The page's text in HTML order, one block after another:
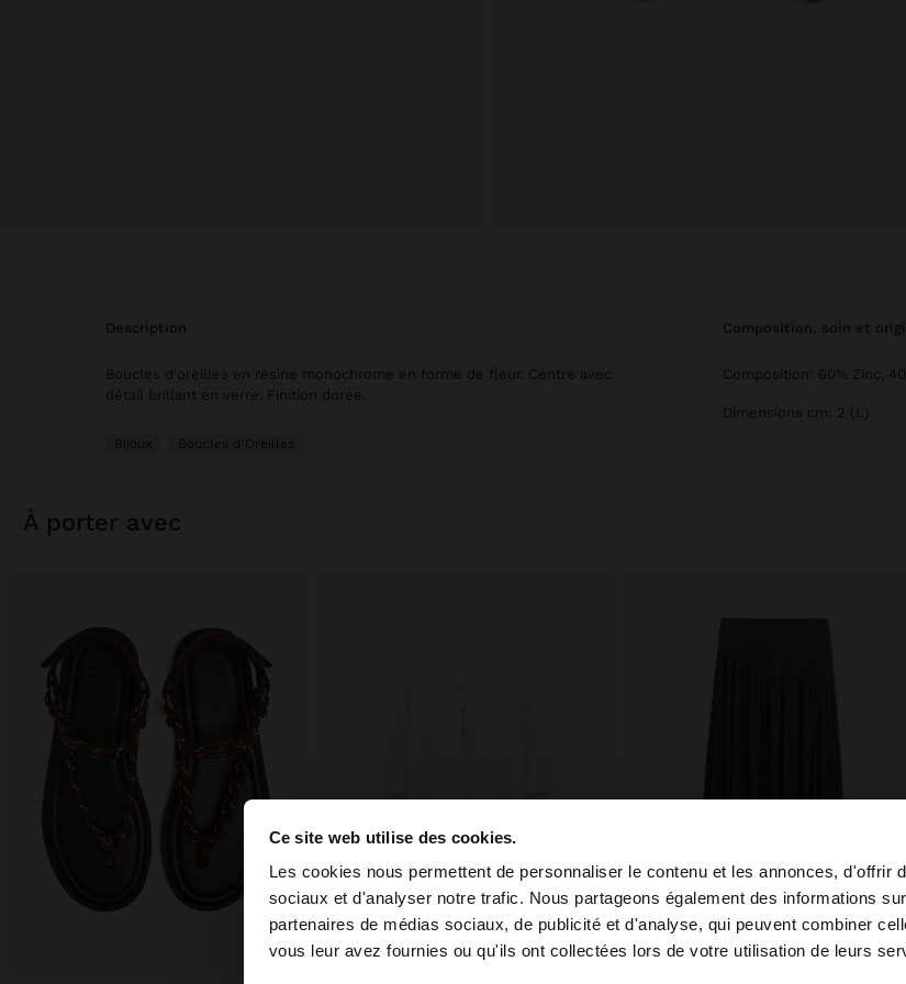
Ce site web utilise des cookies.
Les cookies nous permettent de personnaliser le contenu et les annonces, d'offrir
sociaux et d'analyser notre trafic. Nous partageons également des informations
partenaires de médias sociaux, de publicité et d'analyse, qui peuvent combiner
vous leur avez fournies ou qu'ils ont collectées lors de votre utilisation de leurs
bonjour
Vous accédez au site depuis Tunisia. Voulez-vous parcourir notre
description
Boucles d'oreilles en résine monochrome en forme de fleur. Centre avec
détail brillant en verre. Finition dorée.
Bijoux Boucles d'Oreilles
composition, soin et
Composition: 60% Zinc,
Dimensions cm: 2 (L)
à porter avec